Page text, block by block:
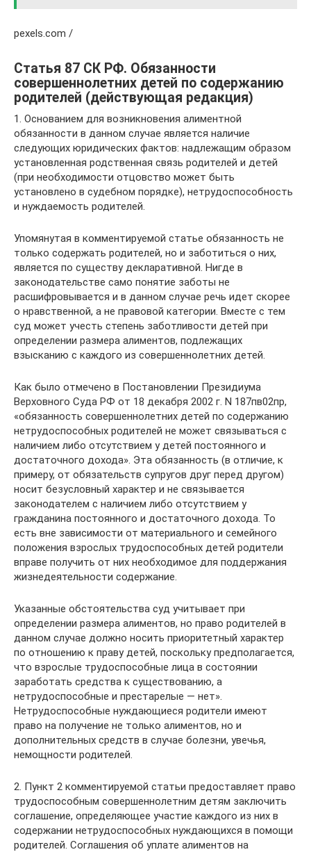
pexels.com /
Статья 87 СК РФ. Обязанности
совершеннолетних детей по содержанию
родителей (действующая редакция)
1. Основанием для возникновения алиментной
обязанности в данном случае является наличие
следующих юридических фактов: надлежащим образом
установленная родственная связь родителей и детей
(при необходимости отцовство может быть
установлено в судебном порядке), нетрудоспособность
и нуждаемость родителей.
Упомянутая в комментируемой статье обязанность не
только содержать родителей, но и заботиться о них,
является по существу декларативной. Нигде в
законодательстве само понятие заботы не
расшифровывается и в данном случае речь идет скорее
о нравственной, а не правовой категории. Вместе с тем
суд может учесть степень заботливости детей при
определении размера алиментов, подлежащих
взысканию с каждого из совершеннолетних детей.
Как было отмечено в Постановлении Президиума
Верховного Суда РФ от 18 декабря 2002 г. N 187пв02пр,
«обязанность совершеннолетних детей по содержанию
нетрудоспособных родителей не может связываться с
наличием либо отсутствием у детей постоянного и
достаточного дохода». Эта обязанность (в отличие, к
примеру, от обязательств супругов друг перед другом)
носит безусловный характер и не связывается
законодателем с наличием либо отсутствием у
гражданина постоянного и достаточного дохода. То
есть вне зависимости от материального и семейного
положения взрослых трудоспособных детей родители
вправе получить от них необходимое для поддержания
жизнедеятельности содержание.
Указанные обстоятельства суд учитывает при
определении размера алиментов, но право родителей в
данном случае должно носить приоритетный характер
по отношению к праву детей, поскольку предполагается,
что взрослые трудоспособные лица в состоянии
заработать средства к существованию, а
нетрудоспособные и престарелые — нет».
Нетрудоспособные нуждающиеся родители имеют
право на получение не только алиментов, но и
дополнительных средств в случае болезни, увечья,
немощности родителей.
2. Пункт 2 комментируемой статьи предоставляет право
трудоспособным совершеннолетним детям заключить
соглашение, определяющее участие каждого из них в
содержании нетрудоспособных нуждающихся в помощи
родителей. Соглашения об уплате алиментов на